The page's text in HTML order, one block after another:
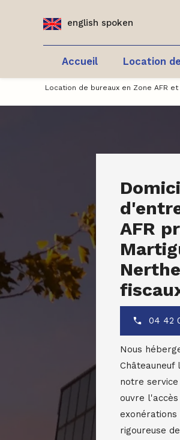
english spoken
Accueil Location
Location de bureaux en Zone AFR
AFR
04 42
Nous
Châteauneuf
notre
ouvre
exonérations
rigoureuse